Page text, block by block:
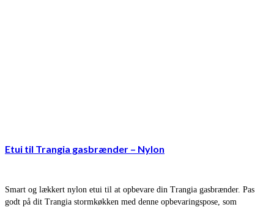
Etui til Trangia gasbrænder – Nylon
Smart og lækkert nylon etui til at opbevare din Trangia gasbrænder. Pas
godt på dit Trangia stormkøkken med denne opbevaringspose, som